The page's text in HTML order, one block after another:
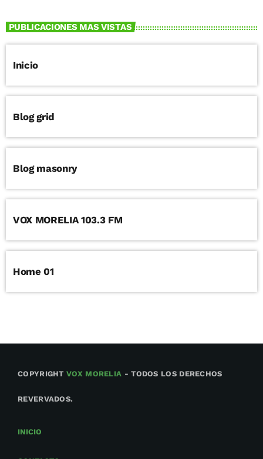
PUBLICACIONES MAS VISTAS
Inicio
Blog grid
Blog masonry
VOX MORELIA 103.3 FM
Home 01
COPYRIGHTVOX MORELIA - TODOS LOS DERECHOS
REVERVADOS.
INICIO